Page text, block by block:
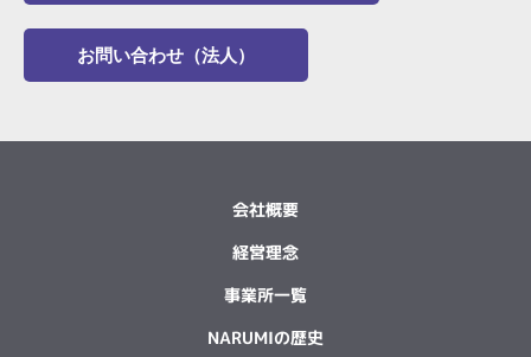
お問い合わせ（法人）
会社概要
経営理念
事業所一覧
NARUMIの歴史